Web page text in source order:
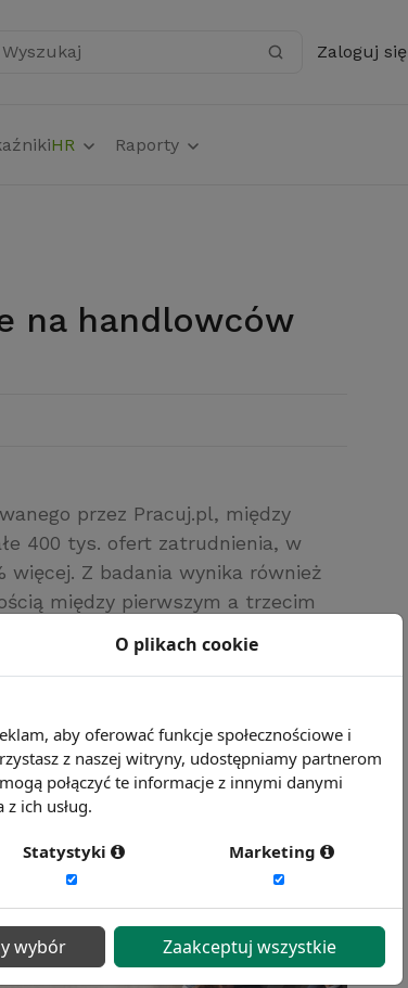
Wyszukaj Zaloguj się
HR Raporty
na handlowców
przez Pracuj.pl, między
400 tys. ofert zatrudnienia, w
więcej. Z badania wynika również
między pierwszym a trzecim
O plikach cookie
aby oferować funkcje społecznościowe i
z naszej witryny, udostępniamy partnerom
połączyć te informacje z innymi danymi
ich usług.
Statystyki Marketing
wybór Zaakceptuj wszystkie